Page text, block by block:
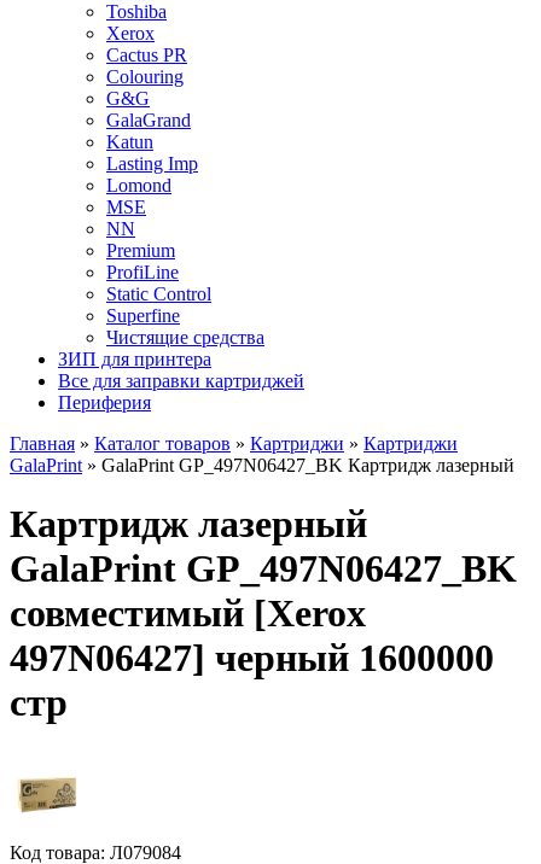
Toshiba
Xerox
Cactus PR
Colouring
G&G
GalaGrand
Katun
Lasting Imp
Lomond
MSE
NN
Premium
ProfiLine
Static Control
Superfine
Чистящие средства
ЗИП для принтера
Все для заправки картриджей
Периферия
Главная » Каталог товаров » Картриджи » Картриджи
GalaPrint » GalaPrint GP_497N06427_BK Картридж лазерный
Картридж лазерный
GalaPrint GP_497N06427_BK
совместимый [Xerox
497N06427] черный 1600000
стр
Код товара: Л079084